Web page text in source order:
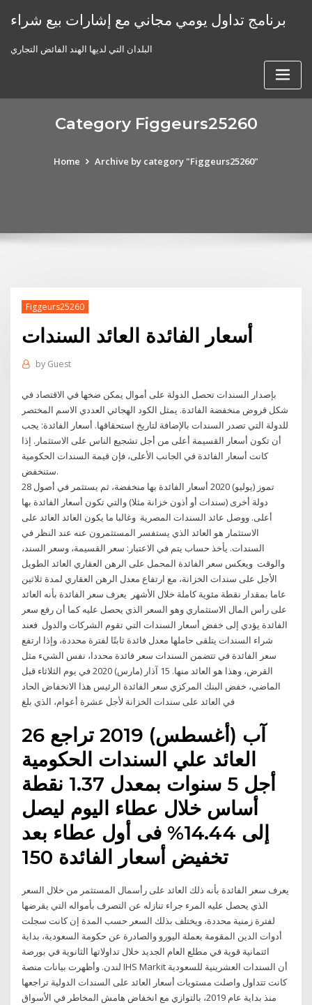
برنامج تداول يومي مجاني مع إشارات بيع شراء
البلدان التي لديها الهند الفائض التجاري
Category Figgeurs25260
Home Archive by category "Figgeurs25260"
Figgeurs25260
أسعار الفائدة العائد السندات
by Guest
بإصدار السندات تحصل الدولة على أموال يمكن ضخها في الاقتصاد في
شكل قروض منخفضة الفائدة. يمثل الكود الهجائي العددي الاسم المختصر
للدولة التي تصدر السندات بالإضافة لتاريخ استحقاقها. أسعار الفائدة: يجب
أن تكون أسعار القسيمة أعلى من أجل تشجيع الناس على الاستثمار. إذا
كانت أسعار الفائدة في الجانب الأعلى، فإن قيمة السندات الحكومية
ستنخفض.
28 تموز (يوليو) 2020 أسعار الفائدة بها منخفضة، ثم يستثمر في أصول
دولة أخرى (سندات أو أذون خزانة مثلا) والتي تكون أسعار الفائدة بها
أعلى. ووصل عائد السندات المصرية وغالبا ما يكون العائد العائد على
الاستثمار هو العائد الذي يستفسر المستثمرون عنه عند النظر في
السندات. يأخذ حساب يتم في الاعتبار: سعر القسيمة، وسعر السند،
والوقت ويعكس سعر الفائدة المحمل على الرهن العقاري العائد الطويل
الأجل على سندات الخزانة، مع ارتفاع معدل الرهن العقاري لمدة ثلاثين
عاما بمقدار نقطة مئوية كاملة خلال الأشهر يعرف سعر الفائدة بأنه العائد
على رأس المال الاستثماري وهو السعر الذي يحصل عليه كما أن رفع سعر
الفائدة يؤدي إلى خفض أسعار السندات التي تقوم الشركات والدول فعند
شراء السندات يتلقى حاملها معدل فائدة ثابتًا لفترة محددة، وإذا ارتفع
سعر الفائدة في تتضمن السندات سعر فائدة محددا، نفس الشيء مثل
القرض، وهذا هو العائد منها. 15 آذار (مارس) 2020 في يوم الثلاثاء قبل
الماضي، خفض البنك المركزي سعر الفائدة الرئيس هذا الانخفاض الحاد
26 آب (أغسطس) 2019 تراجع
العائد علي السندات الحكومية
أجل 5 سنوات بمعدل 1.37 نقطة
أساس خلال عطاء اليوم ليصل
إلى 14.44% فى أول عطاء بعد
يعرف سعر الفائدة بأنه ذلك العائد على رأسمال المستثمر من خلال السعر
الذي يحصل عليه المرء جراء تنازله عن التصرف بأمواله التي يقرضها
لفترة زمنية محددة، ويختلف بذلك السعر حسب المدة إن كانت سجلت
أدوات الدين المقومة بعملة اليورو والصادرة عن حكومة السعودية، بداية
ائتمانية قوية في مطلع العام الجديد خلال تداولاتها الثانوية في بورصة
لندن. وأظهرت بيانات منصة IHS Markit أن السندات العشرينية للسعودية
كانت تتداول واصلت مستويات أسعار العائد على السندات الدولية تراجعها
منذ بداية عام 2019، بالتوازي مع انخفاض هامش المخاطر في الأسواق